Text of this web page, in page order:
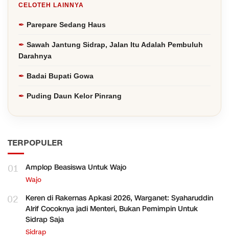
CELOTEH LAINNYA
Parepare Sedang Haus
Sawah Jantung Sidrap, Jalan Itu Adalah Pembuluh
Darahnya
Badai Bupati Gowa
Puding Daun Kelor Pinrang
TERPOPULER
01 Amplop Beasiswa Untuk Wajo
Wajo
02
Keren di Rakernas Apkasi 2026, Warganet: Syaharuddin
Alrif Cocoknya jadi Menteri, Bukan Pemimpin Untuk
Sidrap Saja
Sidrap